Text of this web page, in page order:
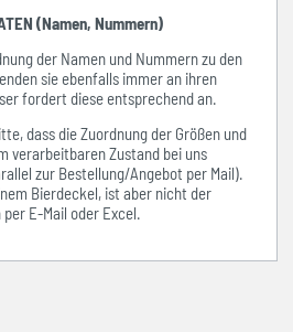
(Namen, Nummern)
der Namen und Nummern zu den
sie ebenfalls immer an ihren
fordert diese entsprechend an.
dass die Zuordnung der Größen und
verarbeitbaren Zustand bei uns
zur Bestellung/Angebot per Mail).
Bierdeckel, ist aber nicht der
E-Mail oder Excel.